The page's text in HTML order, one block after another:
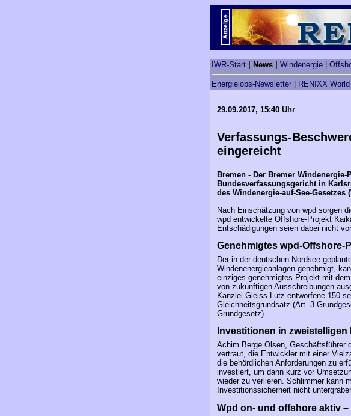
IWR-Start | News | Windenergie
Energiejobs-Newsletter RENIXX World
29.09.2017, 15:40 Uhr
Verfassungs-
eingereicht
Bremen - Der Bremer
Bundesverfassungsgericht in
des Windenergie-auf-See-Gesetzes
Nach Einschätzung von wpd sorgen
wpd entwickelte Offshore-Projekt
Entschädigungen seien dabei nicht
Genehmigtes wpd-
Der in der deutschen Nordsee
Windenenergieanlagen genehmigt,
einziges genehmigtes Projekt mit
von zukünftigen Ausschreibungen
Kanzlei Gleiss Lutz entworfene 150
Gleichheitsgrundsatz (Art. 3
Grundgesetz).
Investitionen in
Achim Berge Olsen, Geschäftsführer
vertraut, die Entwickler mit einer
die behördlichen Anforderungen zu
investiert, um dann kurz vor
wieder zu verlieren. Schlimmer kann
Investitionssicherheit nicht
Wpd on- und offshore aktiv